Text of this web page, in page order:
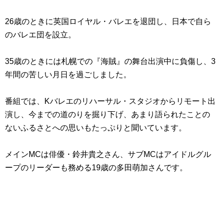
26歳のときに英国ロイヤル・バレエを退団し、日本で自ら
のバレエ団を設立。
35歳のときには札幌での『海賊』の舞台出演中に負傷し、3
年間の苦しい月日を過ごしました。
番組では、Kバレエのリハーサル・スタジオからリモート出
演し、今までの道のりを掘り下げ、あまり語られたことの
ないふるさとへの思いもたっぷりと聞いています。
メインMCは俳優・鈴井貴之さん、サブMCはアイドルグル
ープのリーダーも務める19歳の多田萌加さんです。